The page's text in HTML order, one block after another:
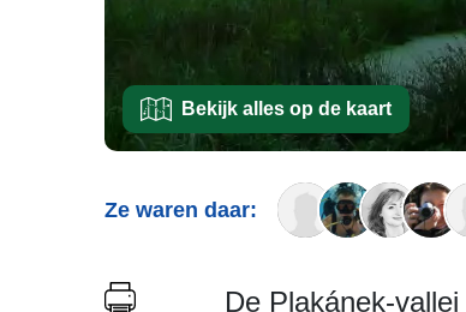
Bekijk alles op de kaart
Ze waren daar:
De Plakánek-